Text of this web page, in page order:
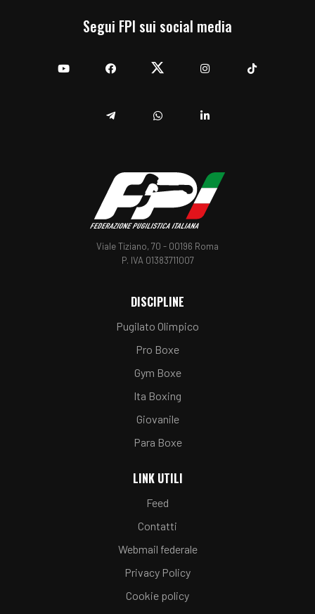
Segui FPI sui social media
Viale Tiziano, 70 - 00196 Roma
P. IVA 01383711007
DISCIPLINE
Pugilato Olimpico
Pro Boxe
Gym Boxe
Ita Boxing
Giovanile
Para Boxe
LINK UTILI
Feed
Contatti
Webmail federale
Privacy Policy
Cookie policy